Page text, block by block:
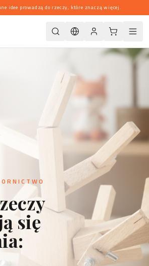
idee prowadzą do rzeczy, które znaczą więcej.
się